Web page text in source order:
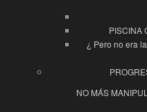
PISCINA
¿ Pero no era
NO MÁS